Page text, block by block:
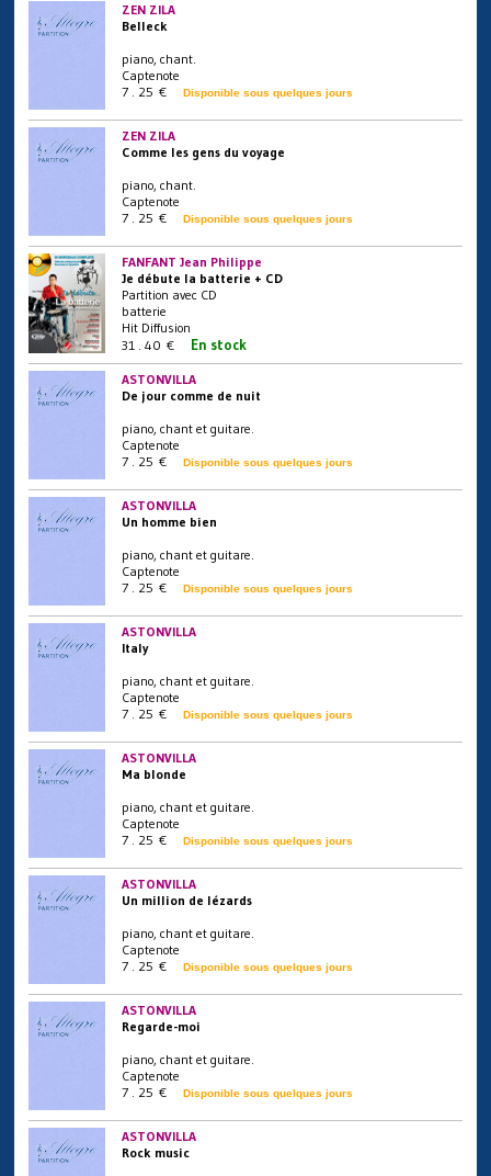
ZEN ZILA
Belleck
piano, chant.
Captenote
7 . 25 €
Disponible sous quelques jours
ZEN ZILA
Comme les gens du voyage
piano, chant.
Captenote
7 . 25 €
Disponible sous quelques jours
FANFANT Jean Philippe
Je débute la batterie + CD
Partition avec CD
batterie
Hit Diffusion
31 . 40 €
En stock
ASTONVILLA
De jour comme de nuit
piano, chant et guitare.
Captenote
7 . 25 €
Disponible sous quelques jours
ASTONVILLA
Un homme bien
piano, chant et guitare.
Captenote
7 . 25 €
Disponible sous quelques jours
ASTONVILLA
Italy
piano, chant et guitare.
Captenote
7 . 25 €
Disponible sous quelques jours
ASTONVILLA
Ma blonde
piano, chant et guitare.
Captenote
7 . 25 €
Disponible sous quelques jours
ASTONVILLA
Un million de lézards
piano, chant et guitare.
Captenote
7 . 25 €
Disponible sous quelques jours
ASTONVILLA
Regarde-moi
piano, chant et guitare.
Captenote
7 . 25 €
Disponible sous quelques jours
ASTONVILLA
Rock music